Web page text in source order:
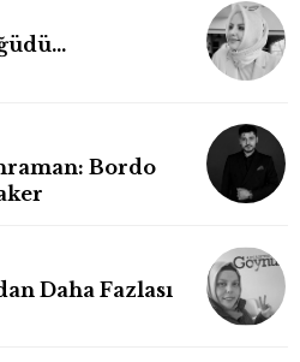
Bordo
Daha Fazlası